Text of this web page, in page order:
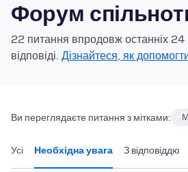
Форум
22 питання впродовж останніх
відповіді. Дізнайтеся, як
Ви переглядаєте питання з мітками:
Усі Необхідна увага З відповіддю